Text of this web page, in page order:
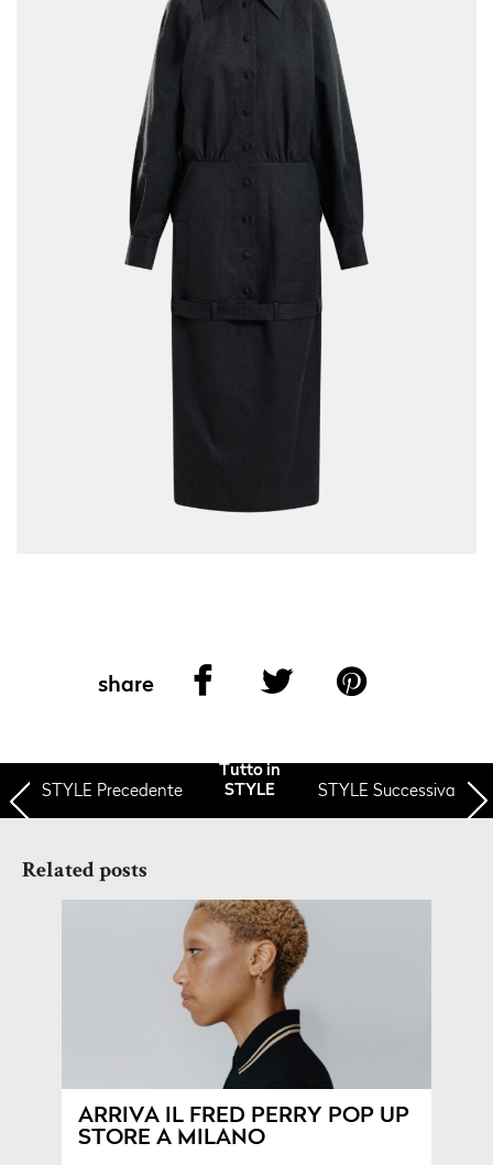
share
STYLE Precedente
Tutto in
STYLE
STYLE Successiva
Related posts
ARRIVA IL FRED PERRY POP UP
STORE A MILANO